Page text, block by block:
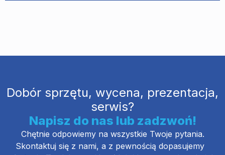
Dobór sprzętu, wycena, prezentacja,
serwis?
Napisz do nas lub zadzwoń!
Chętnie odpowiemy na wszystkie Twoje pytania.
Skontaktuj się z nami, a z pewnością dopasujemy